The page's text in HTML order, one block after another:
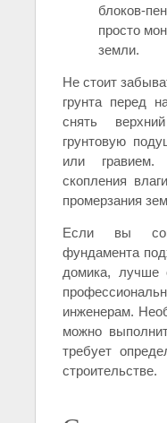
блоков-
просто
земли.
Не стоит
грунта перед
снять
грунтовую
или гравием.
скопления
промерзания
Если вы
фундамента
домика, лучше
инженерам.
можно
требует
строительстве.